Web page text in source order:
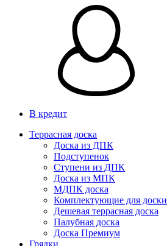
В кредит
Террасная доска
Доска из ДПК
Подступенок
Ступени из ДПК
Доска из МПК
МДПК доска
Комплектующие для доски
Дешевая террасная доска
Палубная доска
Доска Премиум
Грядки